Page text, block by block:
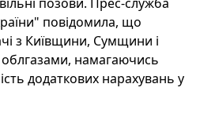
повідомила, що
з Київщини, Сумщини і
облгазами, намагаючись
додаткових нарахувань у